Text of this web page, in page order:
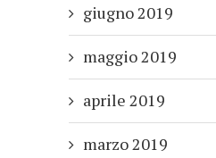
giugno 2019
maggio 2019
aprile 2019
marzo 2019